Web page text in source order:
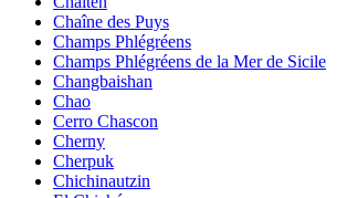
Chaîne des Puys
Champs Phlégréens
Champs Phlégréens de la Mer de Sicile
Changbaishan
Chao
Cerro Chascon
Cherny
Cherpuk
Chichinautzin